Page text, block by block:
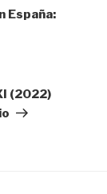
España:
(2022)